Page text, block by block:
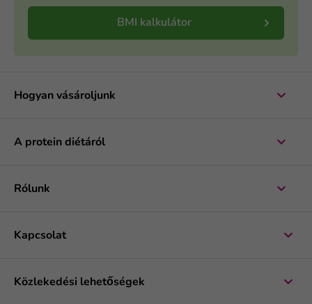
BMI kalkulátor
Hogyan vásároljunk
A protein diétáról
Rólunk
Kapcsolat
Közlekedési lehetőségek